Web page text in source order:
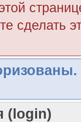
сделать
(login)